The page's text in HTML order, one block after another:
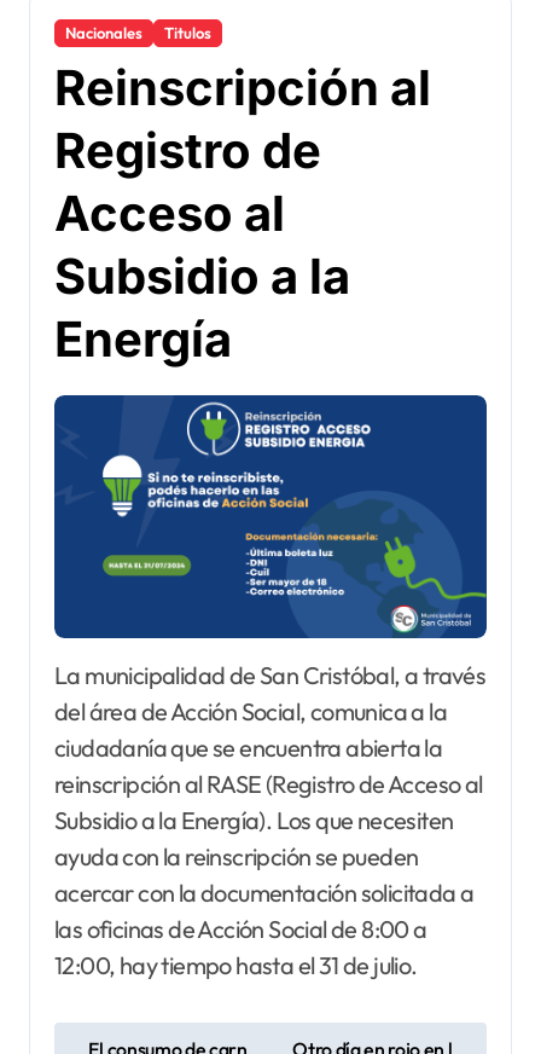
Nacionales Titulos
Reinscripción al
Registro de
Acceso al
Subsidio a la
Energía
La municipalidad de San Cristóbal, a través
del área de Acción Social, comunica a la
ciudadanía que se encuentra abierta la
reinscripción al RASE (Registro de Acceso al
Subsidio a la Energía). Los que necesiten
ayuda con la reinscripción se pueden
acercar con la documentación solicitada a
las oficinas de Acción Social de 8:00 a
12:00, hay tiempo hasta el 31 de julio.
El consumo de carn
Otro día en rojo en l